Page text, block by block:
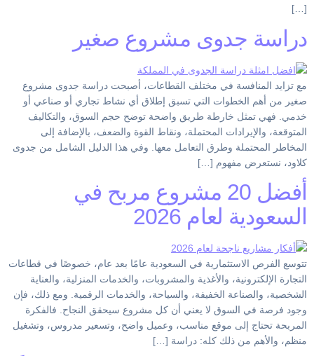
[…]
دراسة جدوى مشروع صغير
مع تزايد المنافسة في مختلف القطاعات، أصبحت دراسة جدوى مشروع
صغير من أهم الخطوات التي تسبق إطلاق أي نشاط تجاري أو صناعي أو
خدمي. فهي تمثل خارطة طريق واضحة توضح حجم السوق، والتكاليف
المتوقعة، والإيرادات المحتملة، ونقاط القوة والضعف، بالإضافة إلى
المخاطر المحتملة وطرق التعامل معها. وفي هذا الدليل الشامل من جدوى
كلاود، نستعرض مفهوم […]
أفضل 20 مشروع مربح في
السعودية لعام 2026
تتوسع الفرص الاستثمارية في السعودية عامًا بعد عام، خصوصًا في قطاعات
التجارة الإلكترونية، والأغذية والمشروبات، والخدمات المنزلية، والعناية
الشخصية، والصناعة الخفيفة، والسياحة، والخدمات الرقمية. ومع ذلك، فإن
وجود فرصة في السوق لا يعني أن كل مشروع سيحقق النجاح. فالفكرة
المربحة تحتاج إلى موقع مناسب، وعميل واضح، وتسعير مدروس، وتشغيل
منظم، والأهم من ذلك كله: دراسة […]